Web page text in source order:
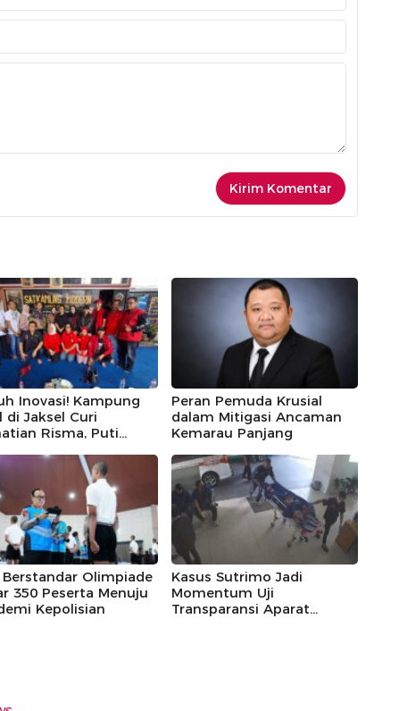
Inovasi! Kampung
di Jaksel Curi
Risma, Puti
Peran Pemuda Krusial
dalam Mitigasi Ancaman
Kemarau Panjang
Berstandar Olimpiade
350 Peserta Menuju
Kepolisian
Kasus Sutrimo Jadi
Momentum Uji
Transparansi Aparat